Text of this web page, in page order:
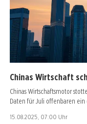
Chinas Wirtschaft
Chinas Wirtschaftsmotor
Daten für Juli offenbaren ein
15.08.2025, 07:00 Uhr